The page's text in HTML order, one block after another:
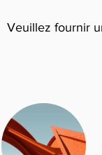
Veuillez fournir